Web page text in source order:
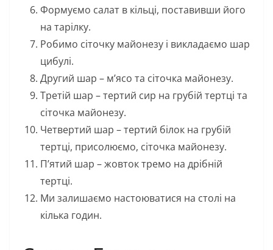
Формуємо салат в кільці, поставивши його
на тарілку.
Робимо сіточку майонезу і викладаємо шар
цибулі.
Другий шар – м’ясо та сіточка майонезу.
Третій шар – тертий сир на грубій тертці та
сіточка майонезу.
Четвертий шар – тертий білок на грубій
тертці, присолюємо, сіточка майонезу.
П’ятий шар – жовток тремо на дрібній
тертці.
Ми залишаємо настоюватися на столі на
кілька годин.